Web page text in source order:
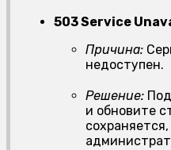
503 Service
Причина:
недоступен.
Решение:
и обновите